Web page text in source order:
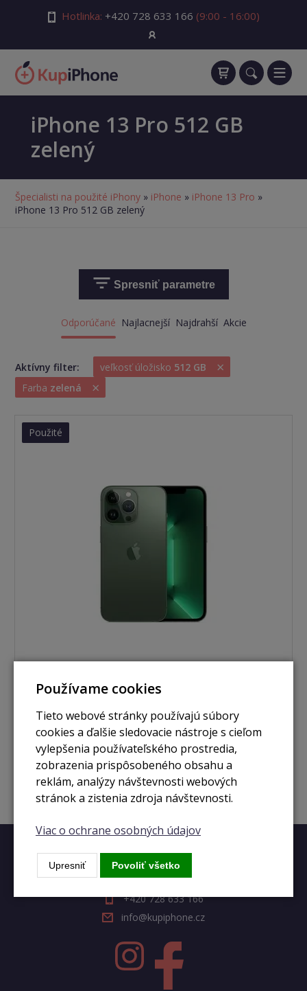
Hotlinka: +420 728 633 166 (9:00 - 16:00)
iPhone 13 Pro 512 GB
zelený
Špecialisti na použité iPhony » iPhone » iPhone 13 Pro »
iPhone 13 Pro 512 GB zelený
Spresniť parametre
Odporúčané Najlacnejší Najdrahší Akcie
Aktívny filter: veľkosť úložisko 512 GB ×
Farba zelená ×
Použité
Zobraziť
Rýchly kontakt
+420 728 633 166
info@kupiphone.cz
Používame cookies
Tieto webové stránky používajú súbory
cookies a ďalšie sledovacie nástroje s cieľom
vylepšenia používateľského prostredia,
zobrazenia prispôsobeného obsahu a
reklám, analýzy návštevnosti webových
stránok a zistenia zdroja návštevnosti.
Viac o ochrane osobných údajov
Upresniť Povoliť všetko